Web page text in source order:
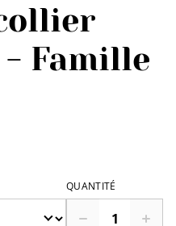
Famille
QUANTITÉ